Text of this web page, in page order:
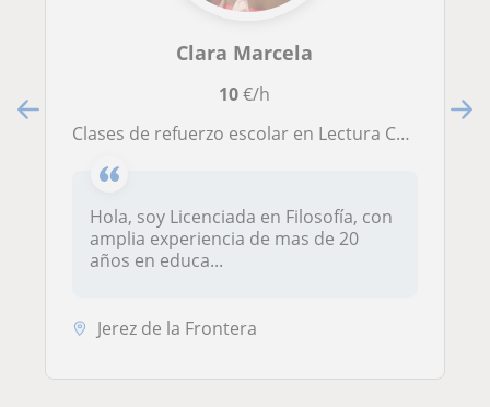
Clara Marcela
10€/h
Clases de refuerzo escolar en Lectura Crítica y Filosofía, Ciencias Sociales, Etica y Religión.
Hola, soy Licenciada en Filosofía, con
amplia experiencia de mas de 20
años en educa...
Jerez de la Frontera